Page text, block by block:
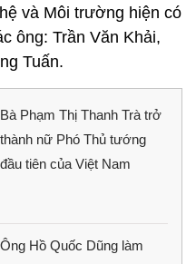
và Môi trường hiện có
ông: Trần Văn Khải,
Tuấn.
Bà Phạm Thị Thanh Trà trở
thành nữ Phó Thủ tướng
đầu tiên của Việt Nam
Ông Hồ Quốc Dũng làm